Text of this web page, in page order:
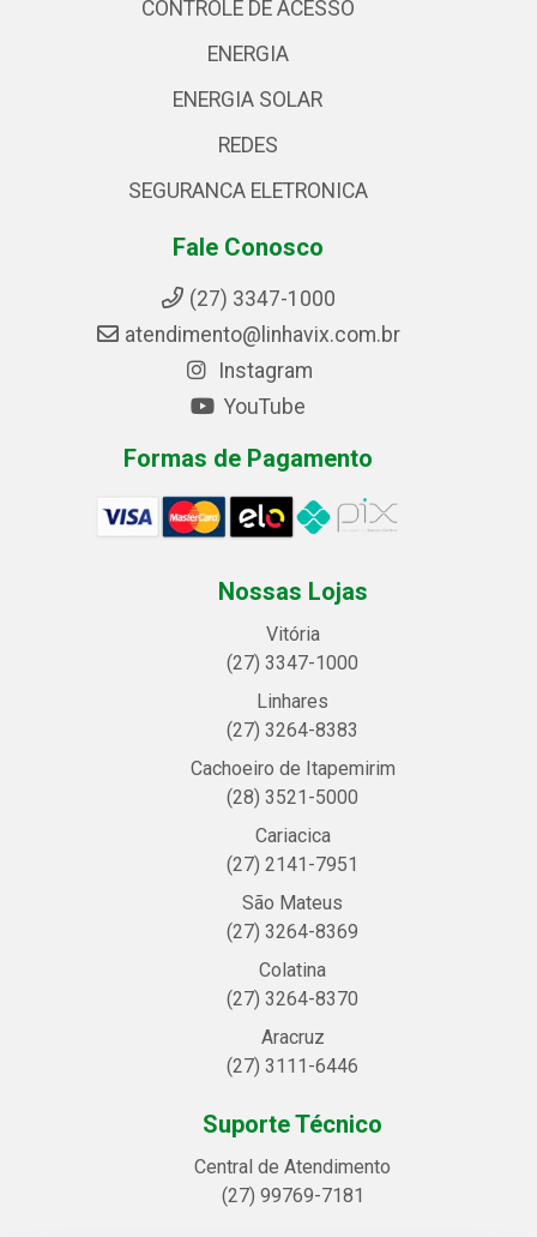
CONTROLE DE ACESSO
ENERGIA
ENERGIA SOLAR
REDES
SEGURANCA ELETRONICA
Fale Conosco
(27) 3347-1000
atendimento@linhavix.com.br
Instagram
YouTube
Formas de Pagamento
Nossas Lojas
Vitória
(27) 3347-1000
Linhares
(27) 3264-8383
Cachoeiro de Itapemirim
(28) 3521-5000
Cariacica
(27) 2141-7951
São Mateus
(27) 3264-8369
Colatina
(27) 3264-8370
Aracruz
(27) 3111-6446
Suporte Técnico
Central de Atendimento
(27) 99769-7181